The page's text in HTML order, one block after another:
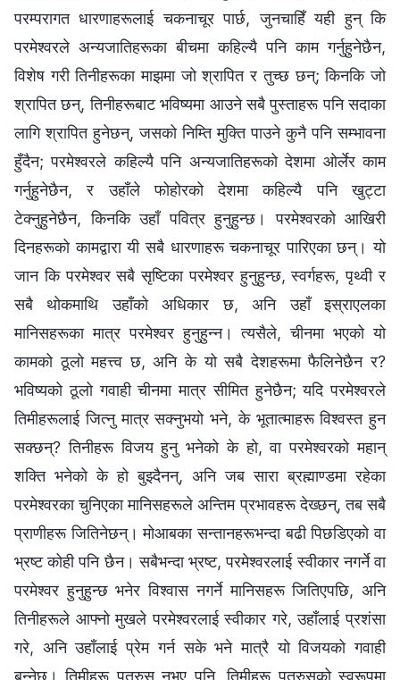
परम्परागत धारणाहरूलाई चकनाचूर पार्छ, जुनचाहिँ यही हुन् कि
परमेश्‍वरले अन्यजातिहरूका बीचमा कहिल्यै पनि काम गर्नुहुनेछैन,
विशेष गरी तिनीहरूका माझमा जो श्रापित र तुच्छ छन्; किनकि जो
श्रापित छन्, तिनीहरूबाट भविष्यमा आउने सबै पुस्ताहरू पनि सदाका
लागि श्रापित हुनेछन्, जसको निम्ति मुक्ति पाउने कुनै पनि सम्भावना
हुँदैन; परमेश्‍वरले कहिल्यै पनि अन्यजातिहरूको देशमा ओर्लेर काम
गर्नुहुनेछैन, र उहाँले फोहोरको देशमा कहिल्यै पनि खुट्टा
टेक्नुहुनेछैन, किनकि उहाँ पवित्र हुनुहुन्छ। परमेश्‍वरको आखिरी
दिनहरूको कामद्वारा यी सबै धारणाहरू चकनाचूर पारिएका छन्। यो
जान कि परमेश्‍वर सबै सृष्टिका परमेश्‍वर हुनुहुन्छ, स्वर्गहरू, पृथ्वी र
सबै थोकमाथि उहाँको अधिकार छ, अनि उहाँ इस्राएलका
मानिसहरूका मात्र परमेश्‍वर हुनुहुन्न। त्यसैले, चीनमा भएको यो
कामको ठूलो महत्त्व छ, अनि के यो सबै देशहरूमा फैलिनेछैन र?
भविष्यको ठूलो गवाही चीनमा मात्र सीमित हुनेछैन; यदि परमेश्‍वरले
तिमीहरूलाई जित्नु मात्र सक्नुभयो भने, के भूतात्माहरू विश्‍वस्त हुन
सक्छन्? तिनीहरू विजय हुनु भनेको के हो, वा परमेश्‍वरको महान्
शक्ति भनेको के हो बुझ्दैनन्, अनि जब सारा ब्रह्माण्डमा रहेका
परमेश्‍वरका चुनिएका मानिसहरूले अन्तिम प्रभावहरू देख्छन्, तब सबै
प्राणीहरू जितिनेछन्। मोआबका सन्तानहरूभन्दा बढी पिछडिएको वा
भ्रष्ट कोही पनि छैन। सबैभन्दा भ्रष्ट, परमेश्‍वरलाई स्वीकार नगर्ने वा
परमेश्‍वर हुनुहुन्छ भनेर विश्‍वास नगर्ने मानिसहरू जितिएपछि, अनि
तिनीहरूले आफ्‍नो मुखले परमेश्‍वरलाई स्वीकार गरे, उहाँलाई प्रशंसा
गरे, अनि उहाँलाई प्रेम गर्न सके भने मात्रै यो विजयको गवाही
बन्‍नेछ। तिमीहरू पत्रुस नभए पनि, तिमीहरू पत्रुसको स्वरूपमा